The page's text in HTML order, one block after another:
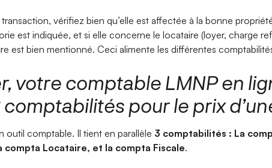
vérifiez bien qu’elle est affectée à la bonne
est indiquée, et si elle concerne le locataire (loyer, charge
est bien mentionné. Ceci alimente les différentes
votre comptable LMNP en
pour le prix
outil comptable. Il tient en parallèle 3 comptabilités : La
compta Locataire, et la compta Fiscale.